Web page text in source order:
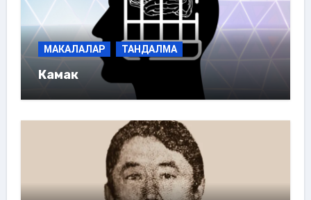
МАКАЛАЛАР ТАНДАЛМА
Камак